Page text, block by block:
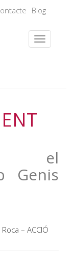
Blog
el
Genis
– ACCIÓ